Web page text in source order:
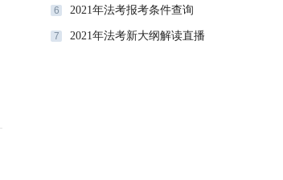
6 2021年法考报考条件查询
7 2021年法考新大纲解读直播